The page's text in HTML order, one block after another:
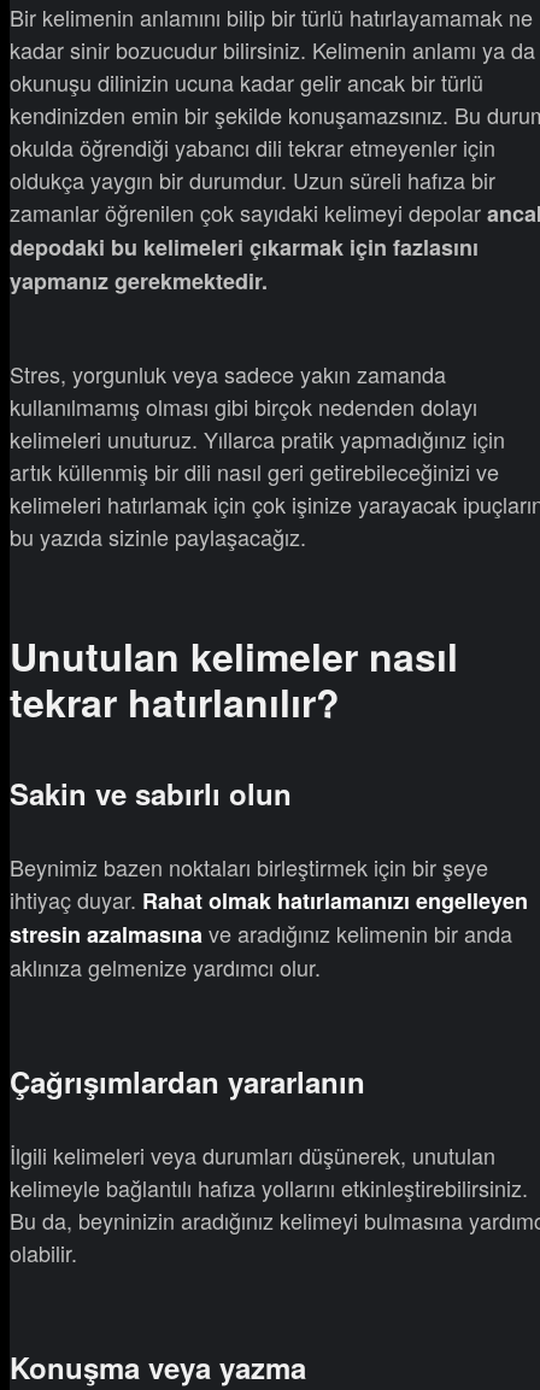
Bir kelimenin anlamını bilip bir türlü hatırlayamamak ne
kadar sinir bozucudur bilirsiniz. Kelimenin anlamı ya da
okunuşu dilinizin ucuna kadar gelir ancak bir türlü
kendinizden emin bir şekilde konuşamazsınız. Bu
okulda öğrendiği yabancı dili tekrar etmeyenler için
oldukça yaygın bir durumdur. Uzun süreli hafıza bir
zamanlar öğrenilen çok sayıdaki kelimeyi depolar
depodaki bu kelimeleri çıkarmak için fazlasını
yapmanız gerekmektedir.
Stres, yorgunluk veya sadece yakın zamanda
kullanılmamış olması gibi birçok nedenden dolayı
kelimeleri unuturuz. Yıllarca pratik yapmadığınız için
artık küllenmiş bir dili nasıl geri getirebileceğinizi ve
kelimeleri hatırlamak için çok işinize yarayacak
bu yazıda sizinle paylaşacağız.
Unutulan kelimeler nasıl
tekrar hatırlanılır?
Sakin ve sabırlı olun
Beynimiz bazen noktaları birleştirmek için bir şeye
ihtiyaç duyar. Rahat olmak hatırlamanızı engelleyen
stresin azalmasınave aradığınız kelimenin bir anda
aklınıza gelmenize yardımcı olur.
Çağrışımlardan yararlanın
İlgili kelimeleri veya durumları düşünerek, unutulan
kelimeyle bağlantılı hafıza yollarını etkinleştirebilirsiniz.
Bu da, beyninizin aradığınız kelimeyi bulmasına
olabilir.
Konuşma veya yazma